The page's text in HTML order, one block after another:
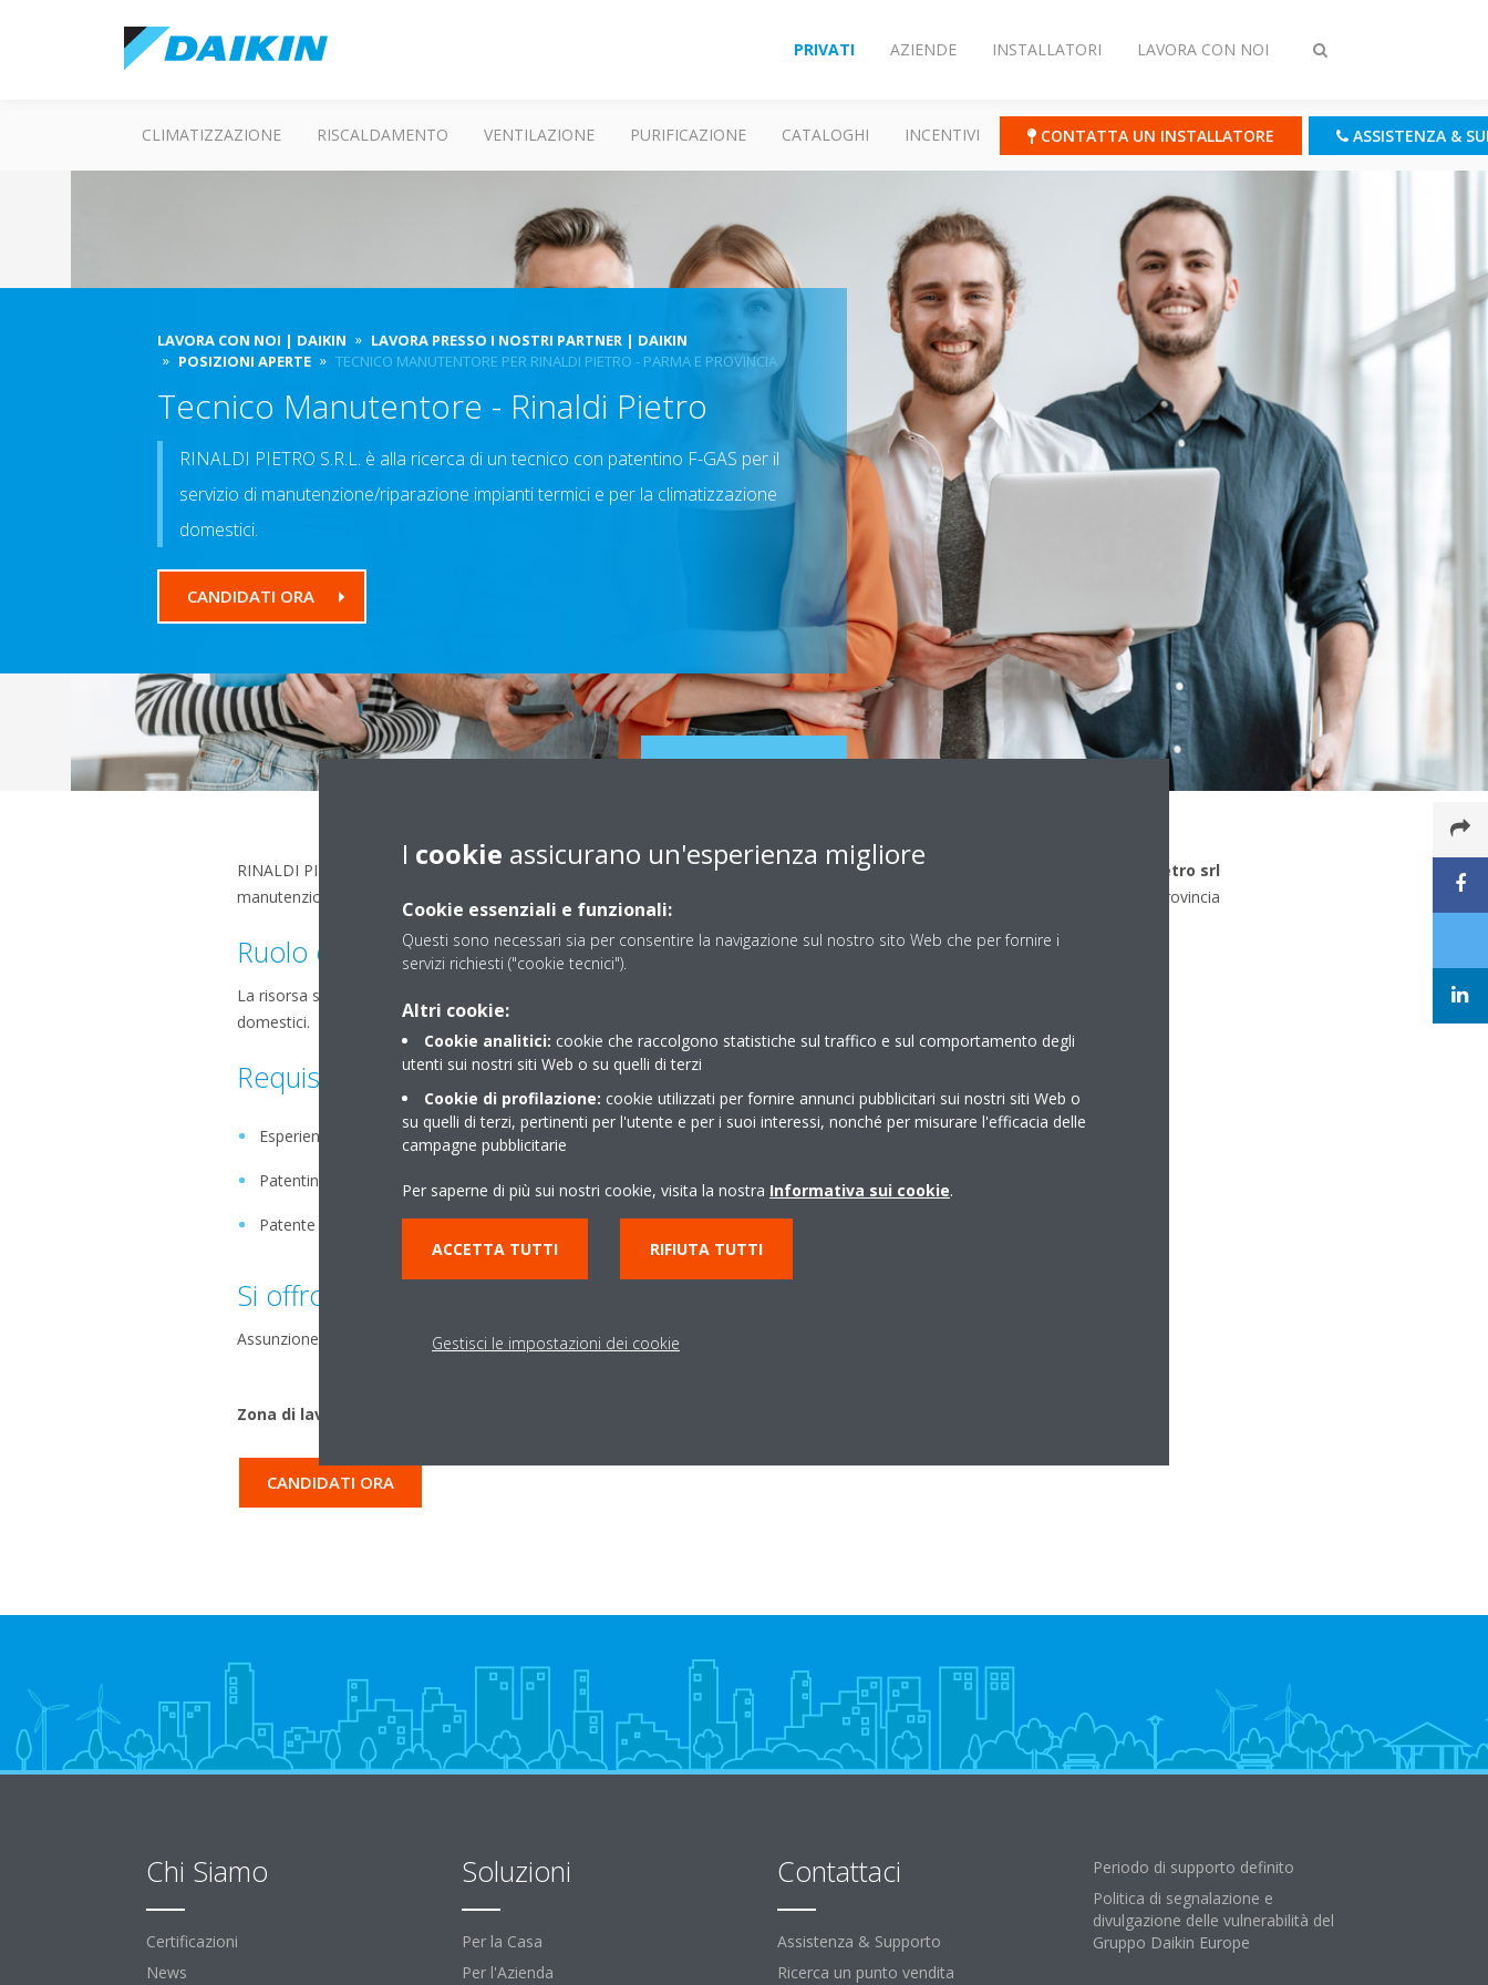
Attiva/disattiva
PRIVATI AZIENDE INSTALLATORI LAVORA CON NOI
CLIMATIZZAZIONE RISCALDAMENTO VENTILAZIONE PURIFICAZIONE CATALOGHI INCENTIVI CONTATTA UN INSTALLATORE ASSISTENZA &
LAVORA CON NOI | DAIKIN
LAVORA PRESSO I NOSTRI PARTNER | DAIKIN
POSIZIONI APERTE
TECNICO MANUTENTORE PER RINALDI PIETRO - PARMA E PROVINCIA
Tecnico Manutentore - Rinaldi Pietro
RINALDI PIETRO S.R.L. è alla ricerca di un tecnico con patentino F-GAS per il
servizio di manutenzione/riparazione impianti termici e per la climatizzazione
domestici.
CANDIDATI ORA
RINALDI PIETRO S.R.L. è alla ricerca di un tecnico con patentino F-GAS per il servizio di
manutenzione/riparazione impianti termici e per la climatizzazione domestici.
Ruolo e responsabilità
La risorsa si occuperà di manutenzione/riparazione impianti termici e per la climatizzazione
domestici.
Requisiti
Esperienza nel settore
Patentino F-GAS
Patente auto
Si offrono
Assunzione con contratto a tempo indeterminato con retribuzione equiparata all' esperienza
Zona di lavoro: Parma e provincia
CANDIDATI ORA
Sede di lavoro: Rinaldi Pietro srl
Parma e provincia
Chi Siamo
Certificazioni
News
Soluzioni
Per la Casa
Per l'Azienda
Contattaci
Assistenza & Supporto
Ricerca un punto vendita
Periodo di supporto definito
Politica di segnalazione e
divulgazione delle vulnerabilità del
Gruppo Daikin Europe
I cookie assicurano un'esperienza migliore
Cookie essenziali e funzionali:
Questi sono necessari sia per consentire la navigazione sul nostro sito Web che per fornire i
servizi richiesti ("cookie tecnici").
Altri cookie:
Cookie analitici: cookie che raccolgono statistiche sul traffico e sul comportamento degli
utenti sui nostri siti Web o su quelli di terzi
Cookie di profilazione: cookie utilizzati per fornire annunci pubblicitari sui nostri siti Web o
su quelli di terzi, pertinenti per l'utente e per i suoi interessi, nonché per misurare l'efficacia delle
campagne pubblicitarie
Per saperne di più sui nostri cookie, visita la nostra Informativa sui cookie.
ACCETTA TUTTI RIFIUTA TUTTI
Gestisci le impostazioni dei cookie